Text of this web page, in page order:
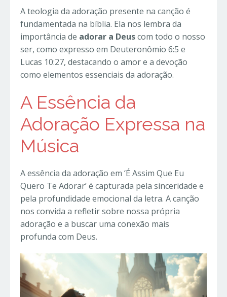
A teologia da adoração presente na canção é
fundamentada na bíblia. Ela nos lembra da
importância de adorar a Deuscom todo o nosso
ser, como expresso em Deuteronômio 6:5 e
Lucas 10:27, destacando o amor e a devoção
como elementos essenciais da adoração.
A Essência da
Adoração Expressa na
Música
A essência da adoração em ‘É Assim Que Eu
Quero Te Adorar’ é capturada pela sinceridade e
pela profundidade emocional da letra. A canção
nos convida a refletir sobre nossa própria
adoração e a buscar uma conexão mais
profunda com Deus.